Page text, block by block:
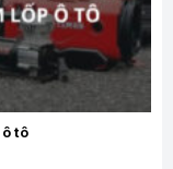
tô